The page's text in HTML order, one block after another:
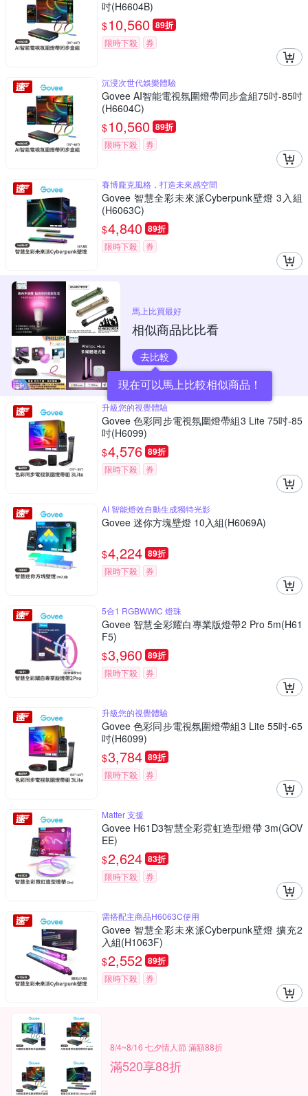
吋(H6604B)
$10,560 89折
限時下殺 券
沉浸次世代娛樂體驗
Govee AI智能電視氛圍燈帶同步盒組75吋-85吋
(H6604C)
$10,560 89折
限時下殺 券
賽博龐克風格，打造未來感空間
Govee 智慧全彩未來派Cyberpunk壁燈 3入組
(H6063C)
$4,840 89折
限時下殺 券
馬上比買最好
相似商品比比看
去比較
現在可以馬上比較相似商品！
升級您的視覺體驗
Govee 色彩同步電視氛圍燈帶組3 Lite 75吋-85
吋(H6099)
$4,576 89折
限時下殺 券
AI 智能燈效自動生成獨特光影
Govee 迷你方塊壁燈 10入組(H6069A)
$4,224 89折
限時下殺 券
5合1 RGBWWIC 燈珠
Govee 智慧全彩耀白專業版燈帶2 Pro 5m(H61
F5)
$3,960 89折
限時下殺 券
升級您的視覺體驗
Govee 色彩同步電視氛圍燈帶組3 Lite 55吋-65
吋(H6099)
$3,784 89折
限時下殺 券
Matter 支援
Govee H61D3智慧全彩霓虹造型燈帶 3m(GOV
EE)
$2,624 83折
限時下殺 券
需搭配主商品H6063C使用
Govee 智慧全彩未來派Cyberpunk壁燈 擴充2
入組(H1063F)
$2,552 89折
限時下殺 券
8/4~8/16 七夕情人節 滿額88折
滿520享88折